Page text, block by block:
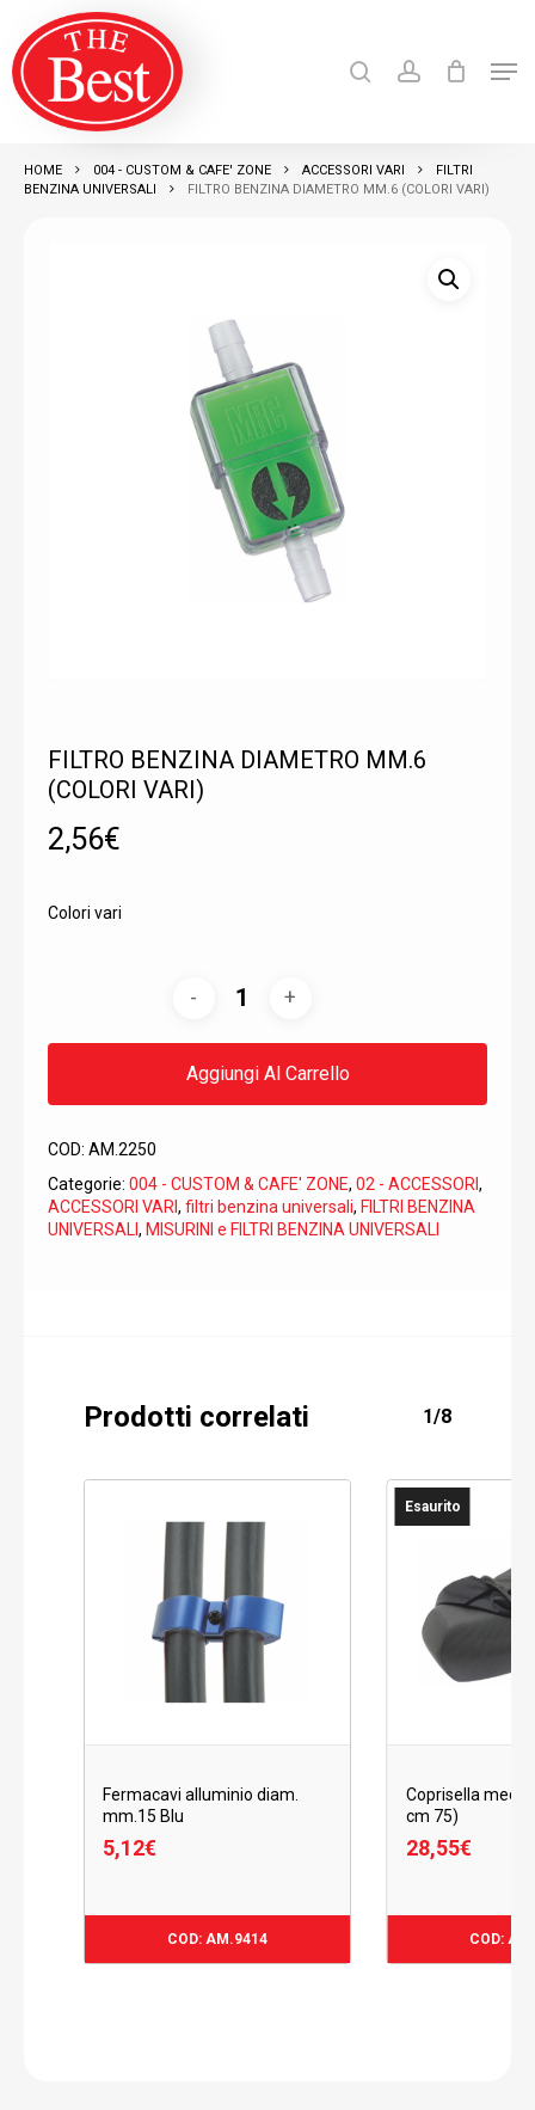
main
content
Products
search
HOME 004 - CUSTOM & CAFE' ZONE ACCESSORI VARI
FILTRI
BENZINA UNIVERSALI
FILTRO BENZINA DIAMETRO MM.6 (COLORI VARI)
FILTRO BENZINA DIAMETRO MM.6
(COLORI VARI)
2,56€
Colori vari
Aggiungi Al Carrello
COD: AM.2250
Categorie: 004 - CUSTOM & CAFE' ZONE, 02 - ACCESSORI ,
ACCESSORI VARI , filtri benzina universali, FILTRI BENZINA
UNIVERSALI , MISURINI e FILTRI BENZINA UNIVERSALI
Prodotti correlati 1/8
Fermacavi alluminio diam.
mm.15 Blu
5,12€
COD: AM.9414
Esaurito
Coprisella
cm 75)
28,55€
COD:
28,55€
Close